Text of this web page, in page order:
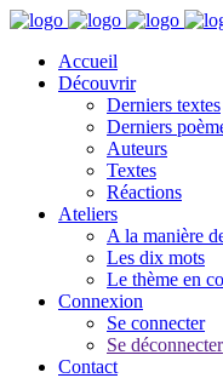
Accueil
Découvrir
Derniers textes
Derniers
Auteurs
Textes
Réactions
Ateliers
A la manière
Les dix mots
Le thème en
Connexion
Se connecter
Se déconnecter
Contact